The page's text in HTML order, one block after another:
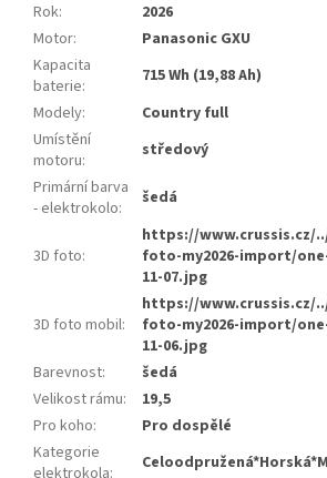
Rok:
2026
Motor:
Panasonic GXU
Kapacita
baterie:
715 Wh (19,88 Ah)
Modely:
Country full
Umístění
motoru:
středový
Primární barva
- elektrokolo: šedá
3D foto:
https://www.crussis.cz/
foto-my2026-import/
11-07.jpg
3D foto mobil:
https://www.crussis.cz/
foto-my2026-import/
11-06.jpg
Barevnost:
šedá
Velikost rámu:
19,5
Pro koho:
Pro dospělé
Kategorie